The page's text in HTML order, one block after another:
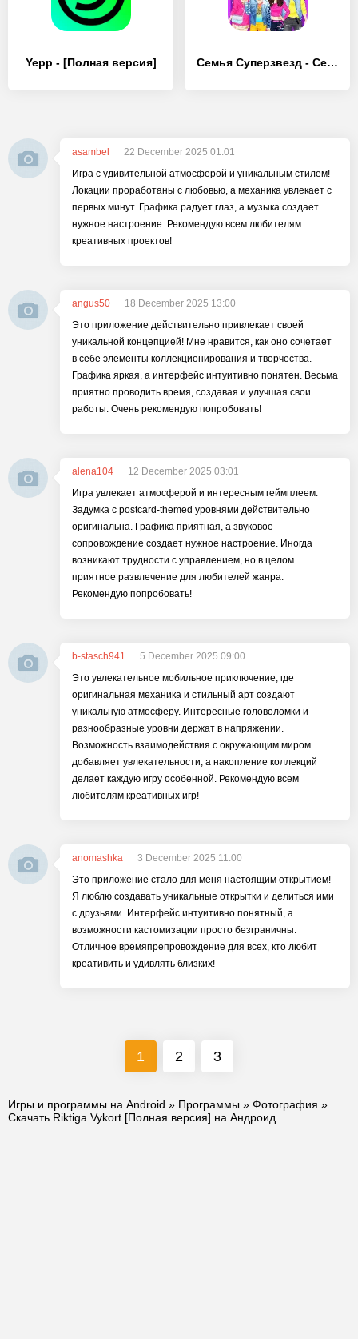
Yepp - [Полная версия] Семья Суперзвезд - Семейные одевалки
asambel
22 December 2025 01:01
Игра с удивительной атмосферой и уникальным стилем!
Локации проработаны с любовью, а механика увлекает с
первых минут. Графика радует глаз, а музыка создает
нужное настроение. Рекомендую всем любителям
креативных проектов!
angus50
18 December 2025 13:00
Это приложение действительно привлекает своей
уникальной концепцией! Мне нравится, как оно сочетает
в себе элементы коллекционирования и творчества.
Графика яркая, а интерфейс интуитивно понятен. Весьма
приятно проводить время, создавая и улучшая свои
работы. Очень рекомендую попробовать!
alena104
12 December 2025 03:01
Игра увлекает атмосферой и интересным геймплеем.
Задумка с postcard-themed уровнями действительно
оригинальна. Графика приятная, а звуковое
сопровождение создает нужное настроение. Иногда
возникают трудности с управлением, но в целом
приятное развлечение для любителей жанра.
Рекомендую попробовать!
b-stasch941
5 December 2025 09:00
Это увлекательное мобильное приключение, где
оригинальная механика и стильный арт создают
уникальную атмосферу. Интересные головоломки и
разнообразные уровни держат в напряжении.
Возможность взаимодействия с окружающим миром
добавляет увлекательности, а накопление коллекций
делает каждую игру особенной. Рекомендую всем
любителям креативных игр!
anomashka
3 December 2025 11:00
Это приложение стало для меня настоящим открытием!
Я люблю создавать уникальные открытки и делиться ими
с друзьями. Интерфейс интуитивно понятный, а
возможности кастомизации просто безграничны.
Отличное времяпрепровождение для всех, кто любит
креативить и удивлять близких!
1 2 3
Игры и программы на Android » Программы » Фотография »
Скачать Riktiga Vykort [Полная версия] на Андроид